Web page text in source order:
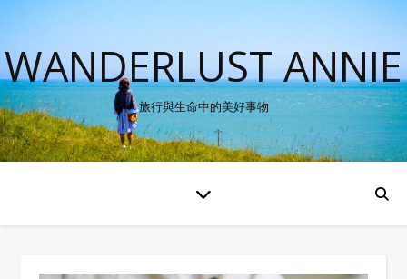
WANDERLUST ANNIE
旅行與生命中的美好事物